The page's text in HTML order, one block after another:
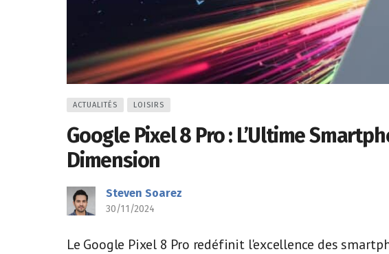
ACTUALITÉS LOISIRS
Google Pixel 8 Pro : L’Ultime
Dimension
Steven Soarez
30/11/2024
Le Google Pixel 8 Pro redéfinit l'excellence des